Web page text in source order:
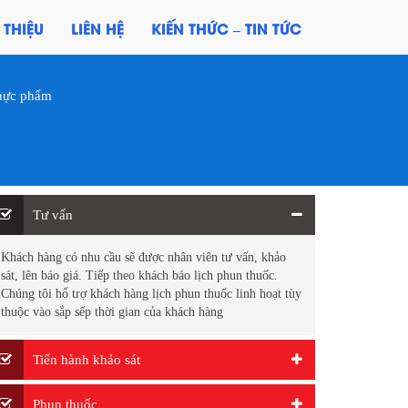
LIÊN HỆ KIẾN THỨC – TIN TỨC
phẩm
Tư vấn
Khách hàng có nhu cầu sẽ được nhân viên tư vấn, khảo
sát, lên báo giá. Tiếp theo khách báo lịch phun thuốc.
Chúng tôi hổ trợ khách hàng lịch phun thuốc linh hoạt tùy
thuộc vào sắp sếp thời gian của khách hàng
Tiến hành khảo sát
Phun thuốc